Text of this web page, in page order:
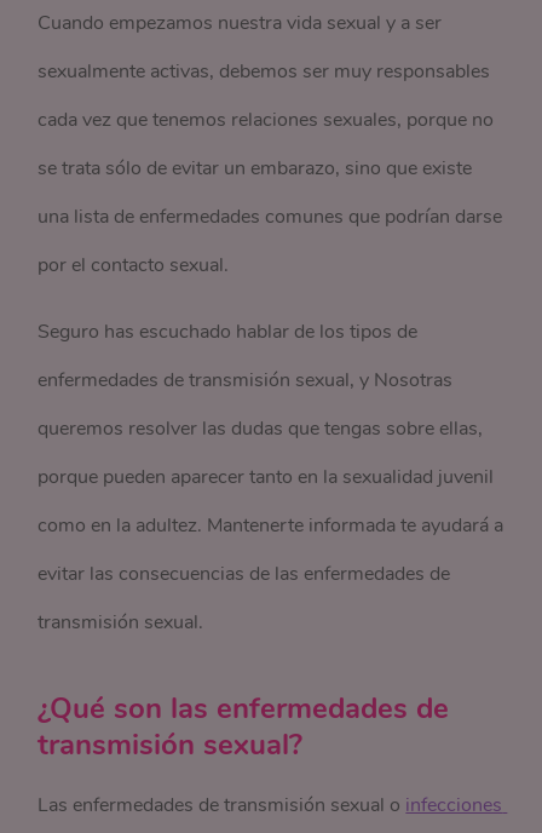
Cuando empezamos nuestra vida sexual y a ser
sexualmente activas, debemos ser muy responsables
cada vez que tenemos relaciones sexuales, porque no
se trata sólo de evitar un embarazo, sino que existe
una lista de enfermedades comunes que podrían darse
por el contacto sexual.
Seguro has escuchado hablar de los tipos de
enfermedades de transmisión sexual, y Nosotras
queremos resolver las dudas que tengas sobre ellas,
porque pueden aparecer tanto en la sexualidad juvenil
como en la adultez. Mantenerte informada te ayudará a
evitar las consecuencias de las enfermedades de
transmisión sexual.
¿Qué son las enfermedades de
transmisión sexual?
Las enfermedades de transmisión sexual o infecciones